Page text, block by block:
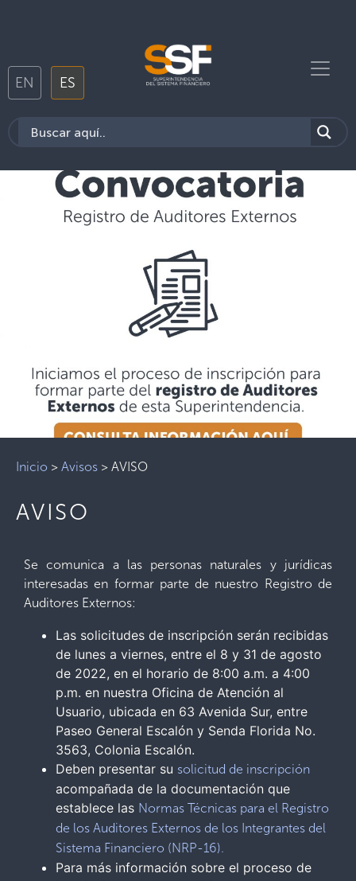
EN ES
Inicio > Avisos > AVISO
AVISO
Se comunica a las personas naturales y jurídicas
interesadas en formar parte de nuestro Registro de
Auditores Externos:
Las solicitudes de inscripción serán recibidas
de lunes a viernes, entre el 8 y 31 de agosto
de 2022, en el horario de 8:00 a.m. a 4:00
p.m. en nuestra Oficina de Atención al
Usuario, ubicada en 63 Avenida Sur, entre
Paseo General Escalón y Senda Florida No.
3563, Colonia Escalón.
Deben presentar su solicitud de inscripción
acompañada de la documentación que
establece las Normas Técnicas para el Registro
de los Auditores Externos de los Integrantes del
Sistema Financiero (NRP-16).
Para más información sobre el proceso de